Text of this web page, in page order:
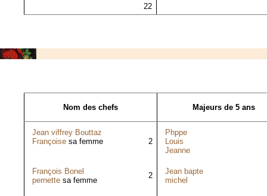
22
Nom des chefs Majeurs de 5 ans
Jean viffrey Bouttaz
Françoise sa femme 2
Phppe
Louis
Jeanne
François Bonel
pernette sa femme
2
Jean bapte
michel